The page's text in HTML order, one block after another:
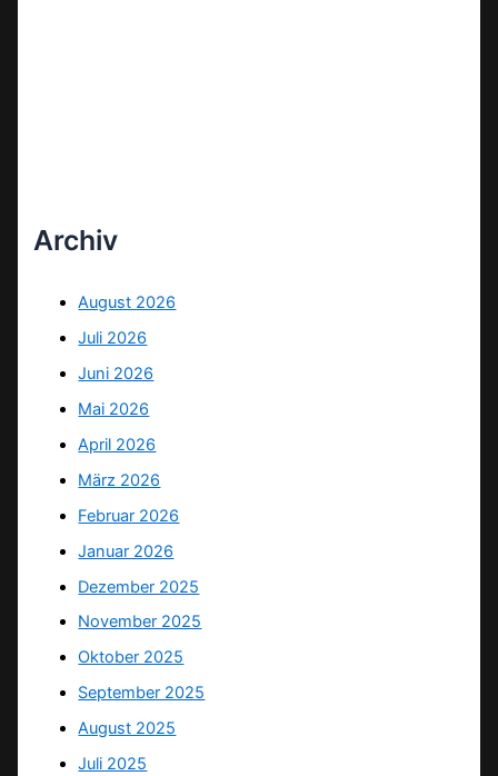
Archiv
August 2026
Juli 2026
Juni 2026
Mai 2026
April 2026
März 2026
Februar 2026
Januar 2026
Dezember 2025
November 2025
Oktober 2025
September 2025
August 2025
Juli 2025